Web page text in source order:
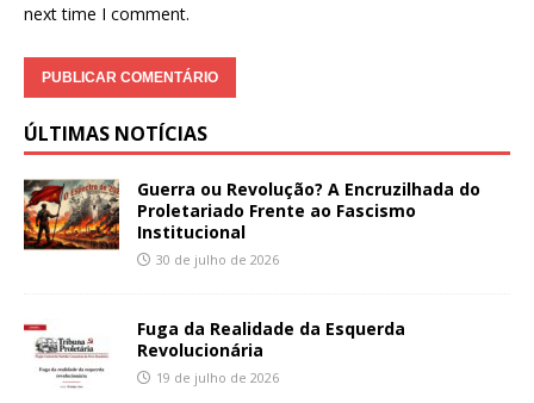
next time I comment.
ÚLTIMAS NOTÍCIAS
Guerra ou Revolução? A Encruzilhada do
Proletariado Frente ao Fascismo
Institucional
30 de julho de 2026
Fuga da Realidade da Esquerda
Revolucionária
19 de julho de 2026